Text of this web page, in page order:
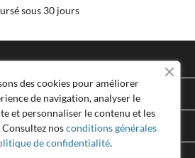
sous 30 jours

des cookies pour améliorer
de navigation, analyser le
et personnaliser le contenu et les
nosconditions générales
de confidentialité.